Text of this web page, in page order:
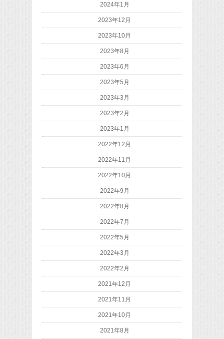
2024年1月
2023年12月
2023年10月
2023年8月
2023年6月
2023年5月
2023年3月
2023年2月
2023年1月
2022年12月
2022年11月
2022年10月
2022年9月
2022年8月
2022年7月
2022年5月
2022年3月
2022年2月
2021年12月
2021年11月
2021年10月
2021年8月